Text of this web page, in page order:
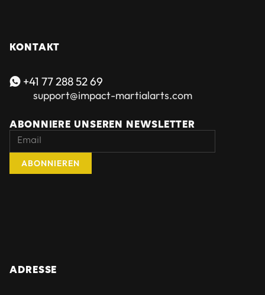
KONTAKT
 +41 77 288 52 69
support@impact-martialarts.com
ABONNIERE UNSEREN NEWSLETTER
ADRESSE